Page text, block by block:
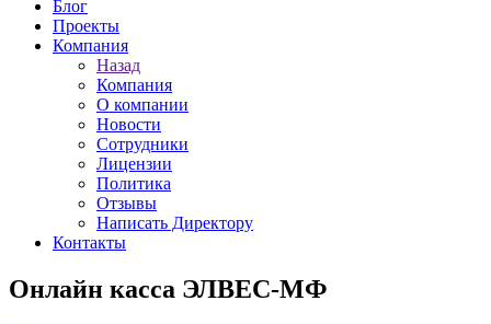
Блог
Проекты
Компания
Назад
Компания
О компании
Новости
Сотрудники
Лицензии
Политика
Отзывы
Написать Директору
Контакты
Онлайн касса ЭЛВЕС-МФ